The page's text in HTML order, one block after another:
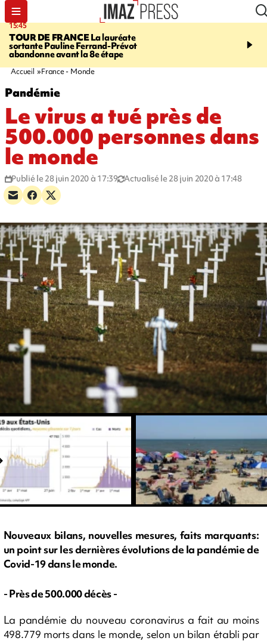
15:45
TOUR DE FRANCELa lauréate
sortante Pauline Ferrand-Prévot
abandonne avant la 8e étape
20:17
routière, concours de
Accueil France - Monde
Pandémie
Le virus a tué près de
500.000 personnes dans
le monde
Publié le 28 juin 2020 à 17:39 Actualisé le 28 juin 2020 à 17:48
Nouveaux bilans, nouvelles mesures, faits marquants:
un point sur les dernières évolutions de la pandémie de
Covid-19 dans le monde.
- Près de 500.000 décès -
La pandémie du nouveau coronavirus a fait au moins
498.779 morts dans le monde, selon un bilan établi par